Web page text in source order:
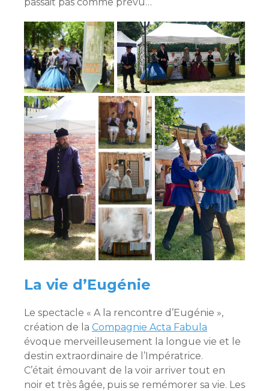
La vie d’Eugénie
Le spectacle « A la rencontre d’Eugénie »,
création de la Compagnie Acta Fabula
évoque merveilleusement la longue vie et le
destin extraordinaire de l’Impératrice.
C’était émouvant de la voir arriver tout en
noir et très âgée, puis se remémorer sa vie. Les